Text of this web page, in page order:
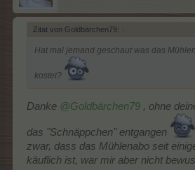
Zitat von Goldbärchen79: ↑
Hat mal jemand geschaut was das
kostet?
Danke @Goldbärchen79 , ohne
das "Schnäppchen" entgangen
zwar, dass das Mühlenabo seit
käuflich ist, war mir aber nicht